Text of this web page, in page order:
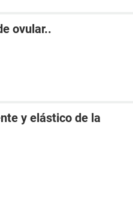
ovular..
y elástico de la